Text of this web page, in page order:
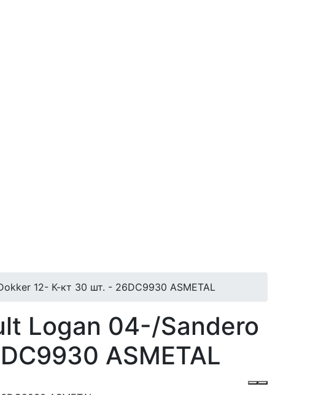
12- К-кт 30 шт. - 26DC9930 ASMETAL
Logan 04-/Sandero
ASMETAL